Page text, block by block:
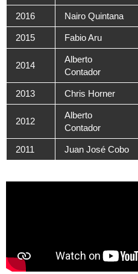
2016 Nairo Quintana
2015 Fabio Aru
2014
Alberto
Contador
2013 Chris Horner
2012
Alberto
Contador
2011 Juan José Cobo